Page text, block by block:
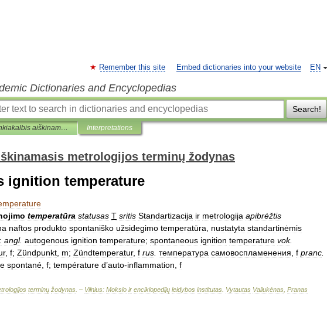
EN
Remember this site Embed dictionaries into your website
Dictionaries and Encyclopedias
Search!
Penkiakalbis aiškinamasis metrologijos terminų žodynas Interpretations
metrologijos terminų žodynas
ignition temperature
temperatūra statusas T sritis Standartizacija ir metrologija apibrėžtis
naftos produkto spontaniško užsidegimo temperatūra nustatyta standartinėmis
: angl. autogenous ignition temperature; spontaneous ignition temperature vok.
, f; Zündpunkt m; Zündtemperatur, f rus температура самовоспламенения f pranc
spontané f; température d’auto-inflammation f
terminų žodynas . – Vilnius: Mokslo ir enciklopedijų leidybos institutas Vytautas Valiukėnas Pranas